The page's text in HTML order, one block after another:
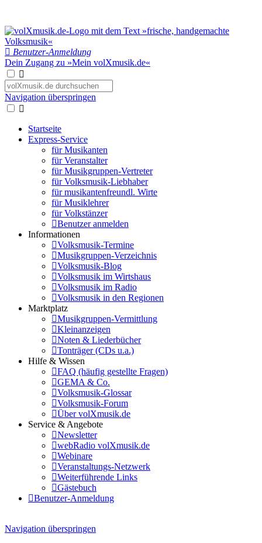
Benutzer-Anmeldung
Dein Zugang zu »Mein volXmusik.de«
Navigation überspringen
Startseite
Express-Service
für Musikanten
für Veranstalter
für Musikgruppen-Vertreter
für Volksmusik-Liebhaber
für musikantenfreundl. Wirte
für Musiklehrer
für Volkstänzer
Benutzer anmelden
Informationen
Volksmusik-Termine
Musikgruppen-Verzeichnis
Volksmusik-Blog
Volksmusik im Wirtshaus
Volksmusik im Radio
Volksmusik in den Regionen
Marktplatz
Musikgruppen-Vermittlung
Kleinanzeigen
Noten & Liederbücher
Tonträger (CDs u.a.)
Hilfe & Wissen
FAQ (häufig gestellte Fragen)
GEMA & Co.
Volksmusik-Glossar
Volksmusik-Forum
Über volXmusik.de
Service & Angebote
Newsletter
webRadio volXmusik.de
Webinare
Veranstaltungs-Netzwerk
Weiterführende Links
Gästebuch
Benutzer-Anmeldung
Navigation überspringen